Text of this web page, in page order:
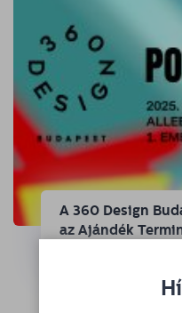
A 360 Design
az Ajándék